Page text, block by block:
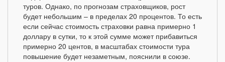
туров. Однако, по прогнозам страховщиков, рост
будет небольшим – в пределах 20 процентов. То есть
если сейчас стоимость страховки равна примерно 1
доллару в сутки, то к этой сумме может прибавиться
примерно 20 центов, в масштабах стоимости тура
повышение будет незаметным, пояснили в союзе.